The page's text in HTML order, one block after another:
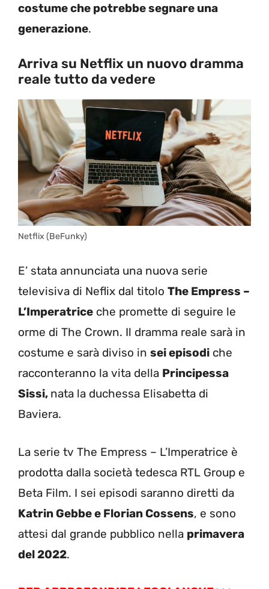
costume che potrebbe segnare una
generazione.
Arriva su Netflix un nuovo dramma
reale tutto da vedere
Netflix (BeFunky)
E’ stata annunciata una nuova serie
televisiva di Neflix dal titolo The Empress –
L’Imperatrice che promette di seguire le
orme di The Crown. Il dramma reale sarà in
costume e sarà diviso in sei episodi che
racconteranno la vita della Principessa
Sissi, nata la duchessa Elisabetta di
Baviera.
La serie tv The Empress – L’Imperatrice è
prodotta dalla società tedesca RTL Group e
Beta Film. I sei episodi saranno diretti da
Katrin Gebbe e Florian Cossens, e sono
attesi dal grande pubblico nella primavera
del 2022.